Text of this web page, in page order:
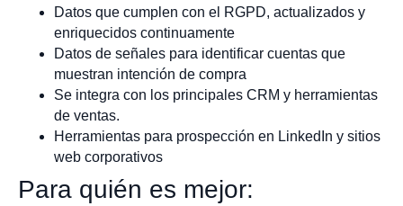
Datos que cumplen con el RGPD, actualizados y
enriquecidos continuamente
Datos de señales para identificar cuentas que
muestran intención de compra
Se integra con los principales CRM y herramientas
de ventas.
Herramientas para prospección en LinkedIn y sitios
web corporativos
Para quién es mejor: